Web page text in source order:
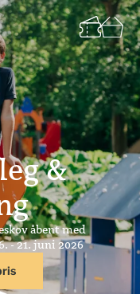
&
åbent med
- 21. juni 2026